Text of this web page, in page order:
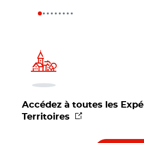
Accédez à toutes les
Territoires
(nouvelle